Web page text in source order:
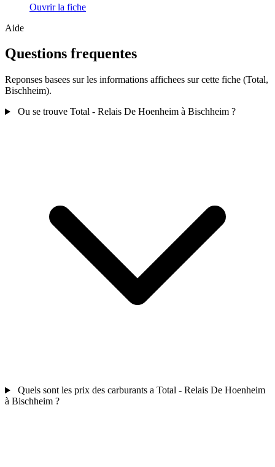
Ouvrir la fiche
Aide
Questions frequentes
Reponses basees sur les informations affichees sur cette fiche (Total,
Bischheim).
Ou se trouve Total - Relais De Hoenheim à Bischheim ?
Quels sont les prix des carburants a Total - Relais De Hoenheim
à Bischheim ?